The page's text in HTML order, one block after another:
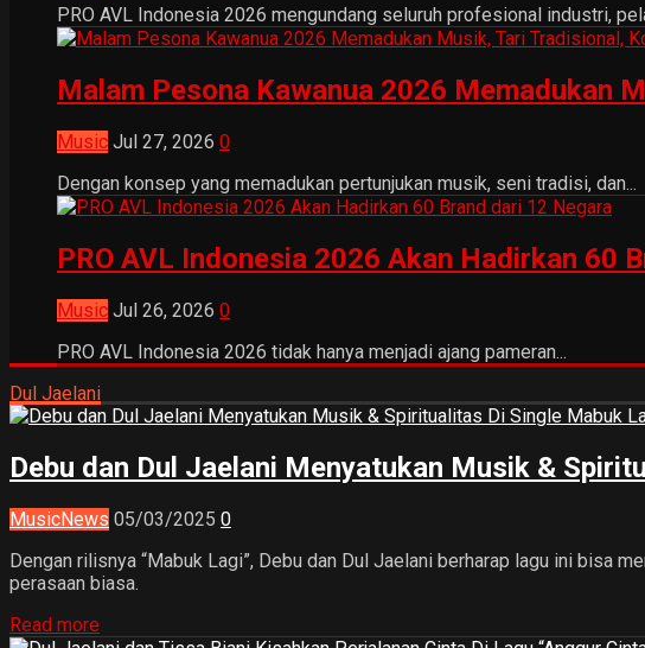
PRO AVL Indonesia 2026 mengundang seluruh profesional industri,
Malam Pesona Kawanua 2026 Memadukan
Music Jul 27, 2026 0
Dengan konsep yang memadukan pertunjukan musik, seni tradisi, dan...
PRO AVL Indonesia 2026 Akan Hadirkan 60
Music Jul 26, 2026 0
PRO AVL Indonesia 2026 tidak hanya menjadi ajang pameran...
Dul Jaelani
Debu dan Dul Jaelani Menyatukan Musik &
MusicNews 05/03/2025 0
Dengan rilisnya “Mabuk Lagi”, Debu dan Dul Jaelani berharap lagu ini bisa
perasaan biasa.
Read more